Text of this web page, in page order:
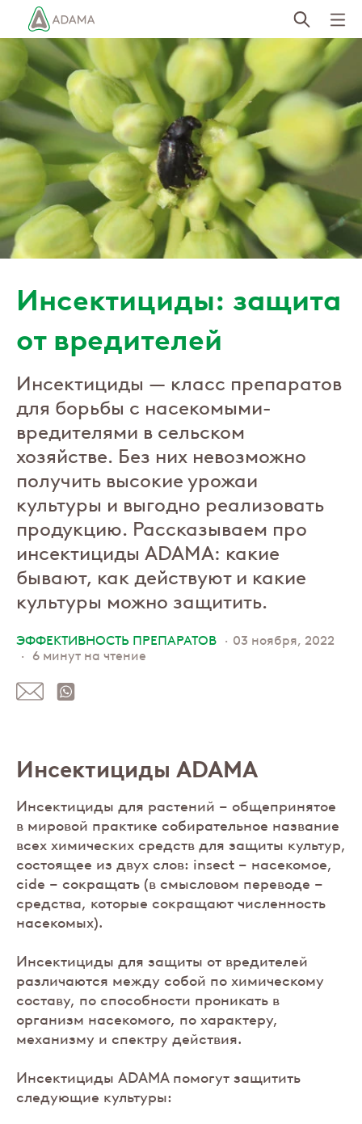
Пропустить
Инсектициды: защита
от вредителей
Инсектициды — класс препаратов
для борьбы с насекомыми-
вредителями в сельском
хозяйстве. Без них невозможно
получить высокие урожаи
культуры и выгодно реализовать
продукцию. Рассказываем про
инсектициды ADAMA: какие
бывают, как действуют и какие
культуры можно защитить.
ЭФФЕКТИВНОСТЬ ПРЕПАРАТОВ
03 ноября, 2022
6 минут на чтение
Инсектициды ADAMA
Инсектициды для растений – общепринятое
в мировой практике собирательное название
всех химических средств для защиты культур,
состоящее из двух слов: insect – насекомое,
cide – сокращать (в смысловом переводе –
средства, которые сокращают численность
насекомых).
Инсектициды для защиты от вредителей
различаются между собой по химическому
составу, по способности проникать в
организм насекомого, по характеру,
механизму и спектру действия.
Инсектициды ADAMA помогут защитить
следующие культуры: